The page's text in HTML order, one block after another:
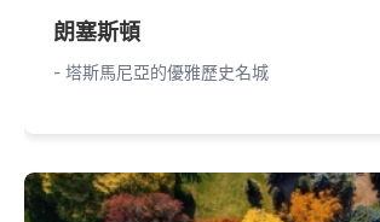
朗塞斯頓
- 塔斯馬尼亞的優雅歷史名城